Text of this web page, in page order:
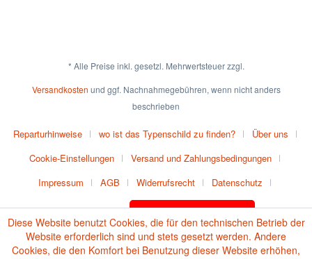
* Alle Preise inkl. gesetzl. Mehrwertsteuer zzgl.
Versandkosten und ggf. Nachnahmegebühren, wenn nicht anders
beschrieben
Reparturhinweise wo ist das Typenschild zu finden?
Über uns
Cookie-Einstellungen
Versand und Zahlungsbedingungen
Impressum
AGB Widerrufsrecht Datenschutz
Batteriehinweise Vertrag widerrufen
Diese Website benutzt Cookies, die für den technischen Betrieb der
Website erforderlich sind und stets gesetzt werden. Andere
Cookies, die den Komfort bei Benutzung dieser Website erhöhen,